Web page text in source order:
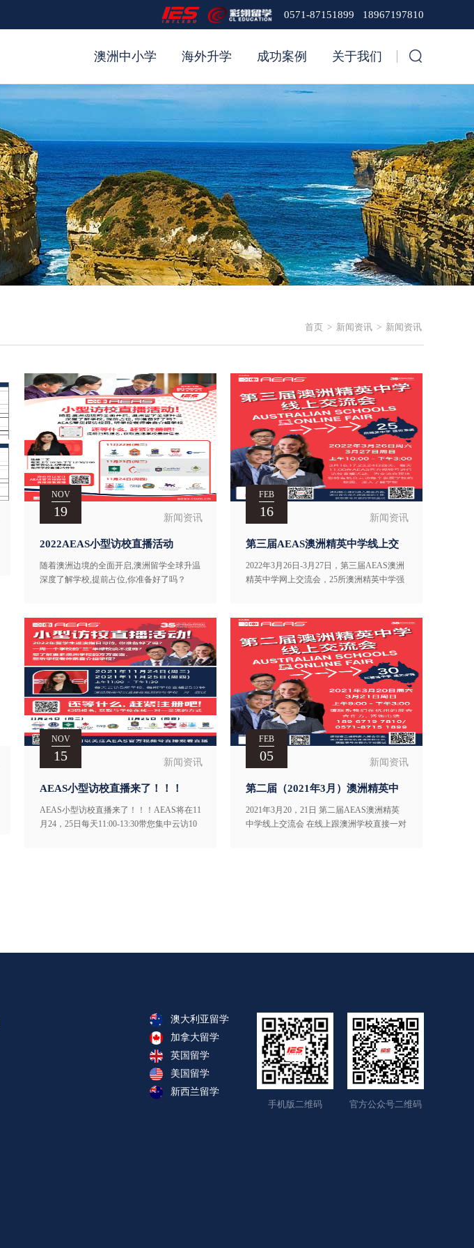
0571-87151899 18967197810
澳洲中小学 海外升学 成功案例 关于我们
首页 > 新闻资讯 > 新闻资讯
新闻资讯
NOV
19
2022AEAS小型访校直播活动
随着澳洲边境的全面开启,澳洲留学全球升温
深度了解学校,提前占位,你准备好了吗？
顾问老师。
新闻资讯
FEB
16
第三届AEAS澳洲精英中学线上交
流会3月重磅来袭！
2022年3月26日-3月27日，第三届AEAS澳洲
精英中学网上交流会，25所澳洲精英中学强
的澳洲中学专家-IES国际教育。IES国际教育
作为AEAS三届网上交流会的核心合作伙
伴，
新闻资讯
NOV
15
AEAS小型访校直播来了！！！
AEAS 将在11月24，25日每天
11:00-13:30带您集中云访10所澳洲
AEAS小型访校直播来了！！！AEAS将在11
月24，25日每天11:00-13:30带您集中云访10
新闻资讯
FEB
05
第二届（2021年3月）澳洲精英中
学线上交流会，报名开放通知
2021年3月20，21日 第二届AEAS澳洲精英
中学线上交流会 在线上跟澳洲学校直接一对
澳大利亚留学
加拿大留学
英国留学
美国留学
新西兰留学
手机版二维码
官方公众号二维码